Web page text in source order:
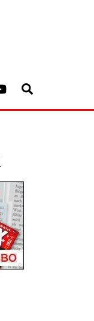
Youtube